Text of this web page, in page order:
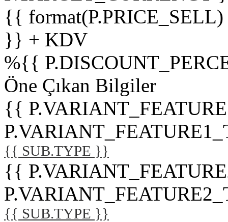
{{
}} + KDV
%{{
Öne Çıkan Bilgiler
{{
{{ SUB.TYPE }}
{{
{{ SUB.TYPE }}